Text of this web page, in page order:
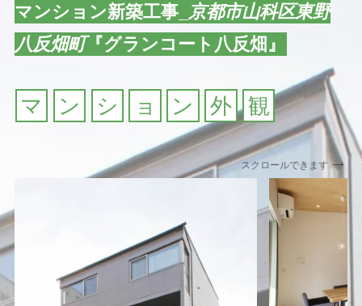
マンション新築工事_ 京都市山科区東野
八反畑町『グランコート八反畑』
マ ン シ ョ ン 外 観
スクロールできます